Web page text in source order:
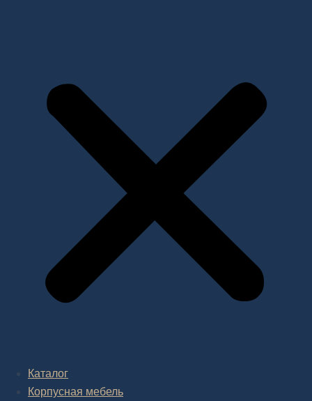
Каталог
Корпусная мебель
дизайн проекта интерьера,
В салоне мебелииинтернет магазине дизайнерской мебели